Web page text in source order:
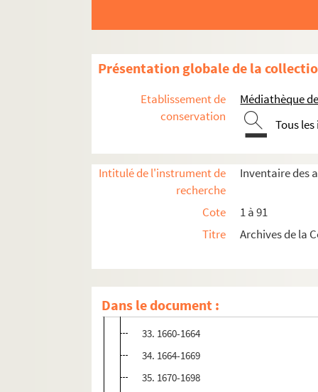
Présentation globale de la
Etablissement de
conservation
Médiathèque
Tous
Intitulé de l'instrument de
recherche
Inventaire des
Cote
1 à 91
Titre
Archives de la
Dans le document :
21. 1596-1598
23. 1604-1609
25. 1614-1617
26. 1621-1629
30. 1647-1652
31. 1655-1659
32. 1659-1682
33. 1660-1664
34. 1664-1669
35. 1670-1698